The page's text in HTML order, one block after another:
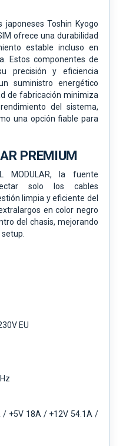
japoneses Toshin Kyogo
ofrece una durabilidad
estable incluso en
Estos componentes de
precisión y eficiencia
suministro energético
de fabricación minimiza
del sistema,
una opción fiable para
PREMIUM
MODULAR, la fuente
solo los cables
limpia y eficiente del
en color negro
del chasis, mejorando
EU
/ +5V 18A / +12V 54.1A /